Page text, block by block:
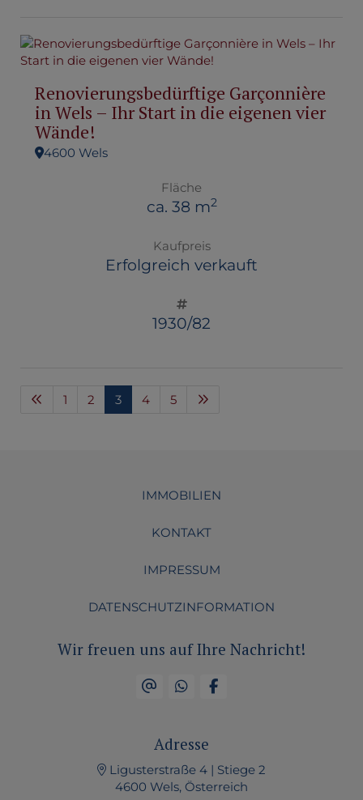
Renovierungsbedürftige Garçonnière
in Wels – Ihr Start in die eigenen vier
Wände!
4600 Wels
Fläche
ca. 38 m2
Kaufpreis
Erfolgreich verkauft
1930/82
1 2 3 4 5
IMMOBILIEN
KONTAKT
IMPRESSUM
DATENSCHUTZINFORMATION
Wir freuen uns auf Ihre Nachricht!
Adresse
Ligusterstraße 4 | Stiege 2
4600 Wels, Österreich